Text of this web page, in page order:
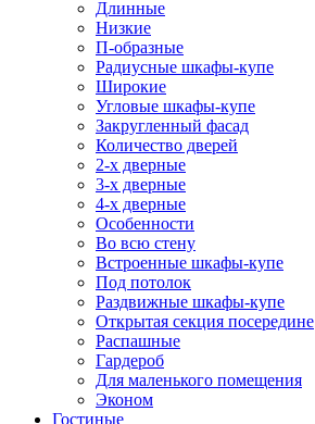
Длинные
Низкие
П-образные
Радиусные шкафы-купе
Широкие
Угловые шкафы-купе
Закругленный фасад
Количество дверей
2-х дверные
3-х дверные
4-х дверные
Особенности
Во всю стену
Встроенные шкафы-купе
Под потолок
Раздвижные шкафы-купе
Открытая секция посередине
Распашные
Гардероб
Для маленького помещения
Эконом
Гостиные